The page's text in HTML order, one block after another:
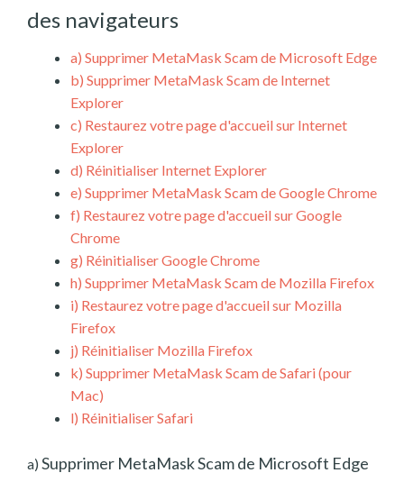
des navigateurs
a) Supprimer MetaMask Scam de Microsoft Edge
b) Supprimer MetaMask Scam de Internet
Explorer
c) Restaurez votre page d'accueil sur Internet
Explorer
d) Réinitialiser Internet Explorer
e) Supprimer MetaMask Scam de Google Chrome
f) Restaurez votre page d'accueil sur Google
Chrome
g) Réinitialiser Google Chrome
h) Supprimer MetaMask Scam de Mozilla Firefox
i) Restaurez votre page d'accueil sur Mozilla
Firefox
j) Réinitialiser Mozilla Firefox
k) Supprimer MetaMask Scam de Safari (pour
Mac)
l) Réinitialiser Safari
a) Supprimer MetaMask Scam de Microsoft Edge